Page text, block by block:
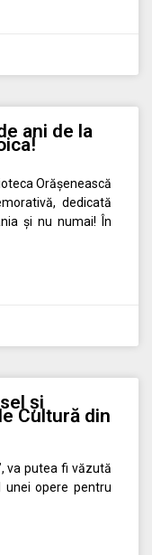
ani de la
Orășenească
dedicată
și nu numai! În
și
Cultură din
va putea fi văzută
unei opere pentru